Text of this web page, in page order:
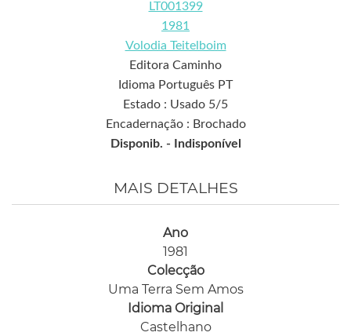
LT001399
1981
Volodia Teitelboim
Editora Caminho
Idioma Português PT
Estado : Usado 5/5
Encadernação : Brochado
Disponib. -
Indisponível
MAIS DETALHES
Ano
1981
Colecção
Uma Terra Sem Amos
Idioma Original
Castelhano